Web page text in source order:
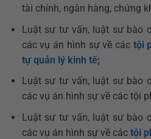
tài chính, ngân hàng, chứng
Luật sư tư vấn, luật sư bào
các vụ án hình sự về các tội
tự quản lý kinh tế;
Luật sư tư vấn, luật sư bào
các vụ án hình sự về các tội
Luật sư tư vấn, luật sư bào
các vụ án hình sự về các tội